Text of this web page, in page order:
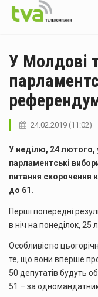
У Молдові
24.02.2019 (11:02)
У неділю, 24 лютого,
парламентські
питання скорочення
до 61.
Перші попередні
в ніч на понеділок, 25
Особливістю
те, що вони вперше
50 депутатів будуть
51 – за